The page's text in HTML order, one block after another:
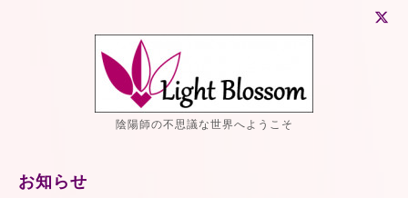
陰陽師の不思議な世界へようこそ
お知らせ